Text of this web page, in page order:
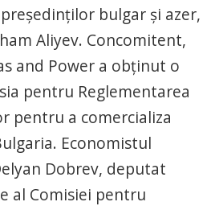
bulgar și azer,
Aliyev. Concomitent,
and Power a obținut o
pentru Reglementarea
pentru a comercializa
Economistul
Dobrev, deputat
al Comisiei pentru